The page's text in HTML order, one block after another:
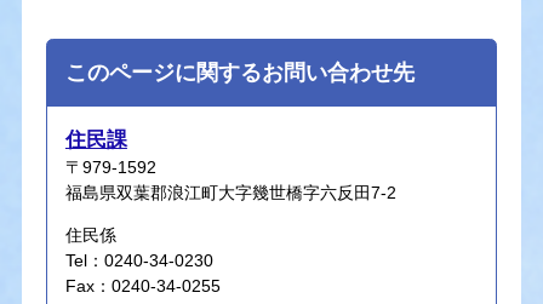
このページに関するお問い合わせ先
住民課
〒979-1592
福島県双葉郡浪江町大字幾世橋字六反田7-2
住民係
Tel：0240-34-0230
Fax：0240-34-0255